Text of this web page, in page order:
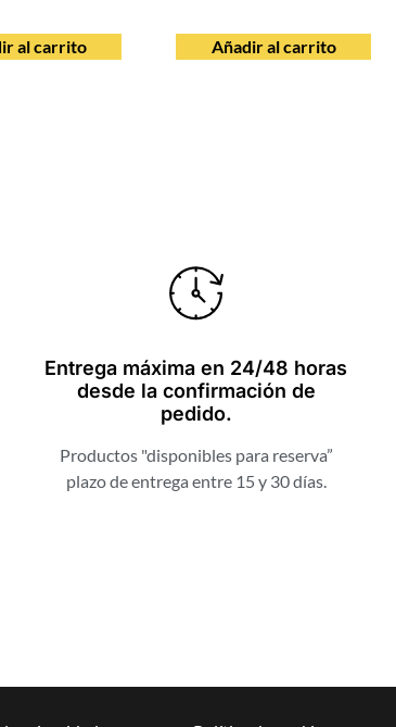
al carrito Añadir al carrito
Entrega máxima en 24/48 horas
desde la confirmación de
pedido.
Productos "disponibles para reserva”
plazo de entrega entre 15 y 30 días.
Una web muy fácil y con
whisky. Muchas gracias
por la rapidez de envío.
Cristina Morón
Pedraza